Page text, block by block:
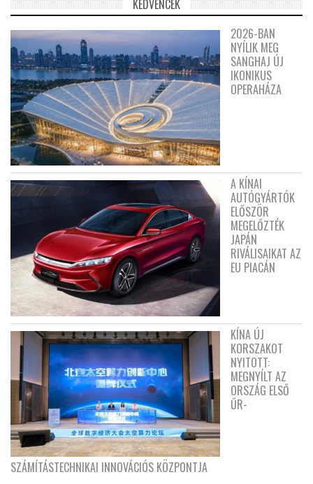
KEDVENCEK
2026-BAN
NYÍLIK MEG
SANGHAJ ÚJ
IKONIKUS
OPERAHÁZA
A KÍNAI
AUTÓGYÁRTÓK
ELŐSZÖR
MEGELŐZTÉK
JAPÁN
RIVÁLISAIKAT AZ
EU PIACÁN
KÍNA ÚJ
KORSZAKOT
NYITOTT:
MEGNYÍLT AZ
ORSZÁG ELSŐ
ŰR-
SZÁMÍTÁSTECHNIKAI INNOVÁCIÓS KÖZPONTJA